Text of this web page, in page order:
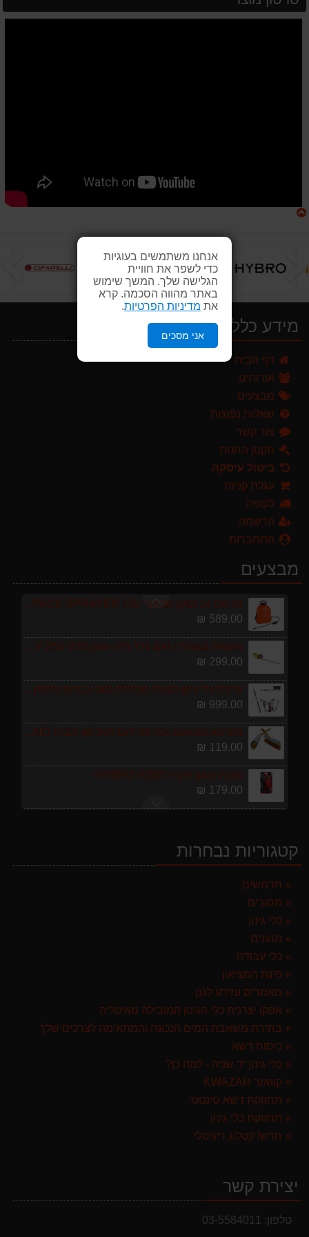
אנחנו משתמשים בעוגיות
כדי לשפר את חוויית
הגלישה שלך. המשך שימוש
באתר מהווה הסכמה. קרא
את מדיניות הפרטיות.
אני מסכים
הקודם
מידע כללי
דף הבית
אודותינו
מבצעים
שאלות נפוצות
צור קשר
תקנון החנות
ביטול עיסקה
עגלת קניות
לקופה
הרשמה
התחברות
מבצעים
589.00 ₪
999.00 ₪
119.00 ₪
מברג נטען היברו HYBRO H300
499.00 ₪
מרסס גב נטען שטוקר STOCKER BACKPACK SPRAYER 10L איטליה
589.00 ₪
מגזמת נטענת | גוזם גדר חיה נטען GARLAND SET KEEPER 20V 252-V23 גוף בלבד
299.00 ₪
ערכת כלי גינון לגובה הכוללת מוט גבהים טלסקופי 5 מטר, מסור, תוכי ומספרי גבהים גדר חי גרלנד GARLAND באנדל האדסון
999.00 ₪
מגרטא מטאטא מגרפה דגם האדסון מבית GARLAND ספרד
119.00 ₪
מברג נטען היברו HYBRO H300
179.00 ₪
999.00 ₪
119.00 ₪
מברג נטען היברו HYBRO H300
179.00 ₪
קטגוריות נבחרות
חרמשים
מסורים
כלי גינון
נטענים
כלי עבודה
פינת המציאון
מאמרים ומידע לגנן
אפקו יצרנית כלי הגינון המובילה מאיטליה
בחירת משאבת המים הנכונה והמתאימה לצרכים שלך
כיסוח דשא
כלי גינון יד שניה - למה כן?
קוואזר KWAZAR
תחזוקת דשא סינטטי
תחזוקת כלי גינון
חדש! קטלוג דיגיטלי
יצירת קשר
טלפון: 03-5584011